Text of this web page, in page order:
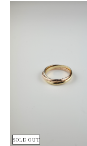
SOLD OUT